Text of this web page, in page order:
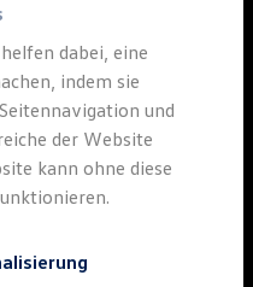
bei Volkswagen
20
ausgestattet.
konfigurieren
20
dabei, eine
indem sie
und
der Website
kann ohne diese